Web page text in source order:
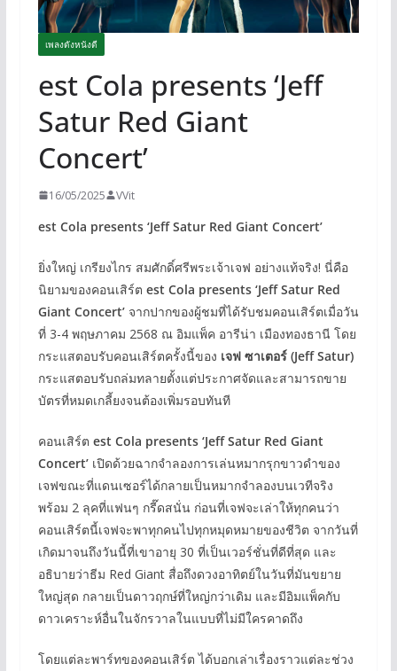
เพลงดังหนังดี
est Cola presents ‘Jeff
Satur Red Giant
Concert’
16/05/2025 VVit
est Cola presents ‘Jeff Satur Red Giant Concert’
ยิ่งใหญ่ เกรียงไกร สมศักดิ์ศรีพระเจ้าเจฟ อย่างแท้จริง! นี่คือ
นิยามของคอนเสิร์ต est Cola presents ‘Jeff Satur Red
Giant Concert’จากปากของผู้ชมที่ได้รับชมคอนเสิร์ตเมื่อวัน
ที่ 3-4 พฤษภาคม 2568 ณ อิมแพ็ค อารีน่า เมืองทองธานี โดย
กระแสตอบรับคอนเสิร์ตครั้งนี้ของ เจฟ ซาเตอร์ (Jeff Satur)
กระแสตอบรับถล่มทลายตั้งแต่ประกาศจัดและสามารถขาย
บัตรที่หมดเกลี้ยงจนต้องเพิ่มรอบทันที
คอนเสิร์ต est Cola presents ‘Jeff Satur Red Giant
Concert’เปิดด้วยฉากจำลองการเล่นหมากรุกขาวดำของ
เจฟขณะที่แดนเซอร์ได้กลายเป็นหมากจำลองบนเวทีจริง
พร้อม 2 ลุคที่แฟนๆ กรี๊ดสนั่น ก่อนที่เจฟจะเล่าให้ทุกคนว่า
คอนเสิร์ตนี้เจฟจะพาทุกคนไปทุกหมุดหมายของชีวิต จากวันที่
เกิดมาจนถึงวันนี้ที่เขาอายุ 30 ที่เป็นเวอร์ชั่นที่ดีที่สุด และ
อธิบายว่าธีม Red Giant สื่อถึงดวงอาทิตย์ในวันที่มันขยาย
ใหญ่สุด กลายเป็นดาวฤกษ์ที่ใหญ่กว่าเดิม และมีอิมแพ็คกับ
ดาวเคราะห์อื่นในจักรวาลในแบบที่ไม่มีใครคาดถึง
โดยแต่ละพาร์ทของคอนเสิร์ต ได้บอกเล่าเรื่องราวแต่ละช่วง